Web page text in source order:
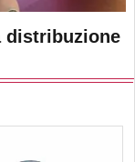
distribuzione